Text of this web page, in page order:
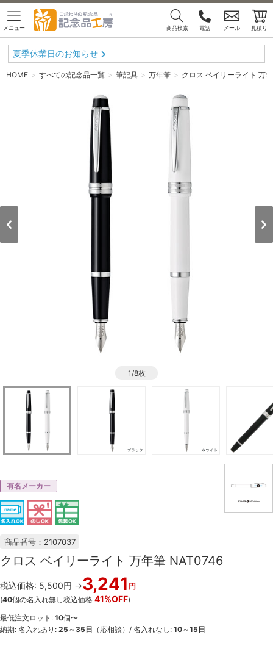
メニュー 商品検索 電話 メール 見積り
夏季休業日のお知らせ
HOME すべての記念品一覧 筆記具 万年筆 クロス ベイリーライト 万
1/8枚
有名メーカー
商品番号：2107037
クロス ベイリーライト 万年筆 NAT0746
税込価格: 5,500円 →3,241 円
(40個の名入れ無し税込価格 41%OFF)
最低注文ロット: 10個〜
納期: 名入れあり: 25～35日 （応相談）/ 名入れなし: 10～15日